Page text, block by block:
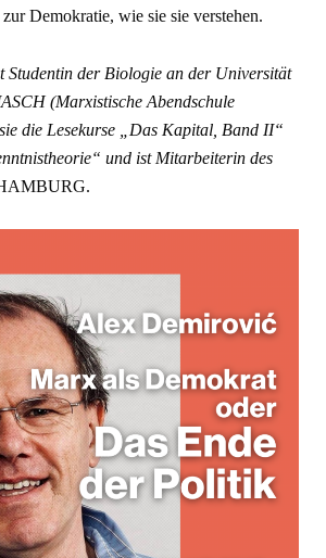
Demokratie, wie sie sie verstehen.
Studentin der Biologie an der Universität
(Marxistische Abendschule
die Lesekurse „Das Kapital, Band II“
und ist Mitarbeiterin des